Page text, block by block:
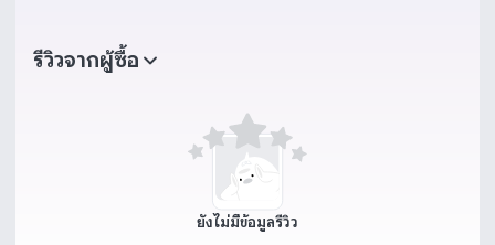
รีวิวจากผู้ซื้อ
ยังไม่มีข้อมูลรีวิว